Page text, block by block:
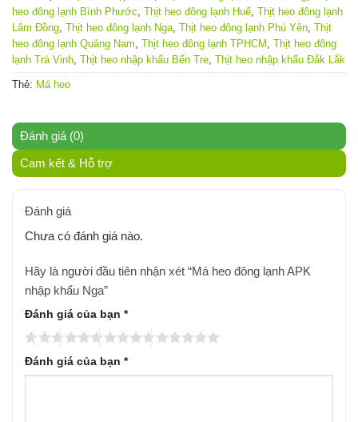
heo đông lạnh Bình Phước, Thịt heo đông lạnh Huế, Thịt heo đông lạnh
Lâm Đồng, Thịt heo đông lạnh Nga, Thịt heo đông lạnh Phú Yên, Thịt
heo đông lạnh Quảng Nam, Thịt heo đông lạnh TPHCM , Thịt heo đông
lạnh Trà Vinh, Thịt heo nhập khẩu Bến Tre, Thịt heo nhập khẩu Đắk Lắk
Thẻ: Má heo
Đánh giá (0)
Cam kết & Hỗ trợ
Đánh giá
Chưa có đánh giá nào.
Hãy là người đầu tiên nhận xét “Má heo đông lạnh APK
nhập khẩu Nga”
Đánh giá của bạn *
Đánh giá của bạn *